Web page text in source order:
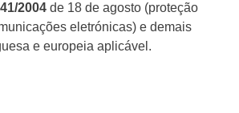
2004 de 18 de agosto (proteção
eletrónicas) e demais
e europeia aplicável.